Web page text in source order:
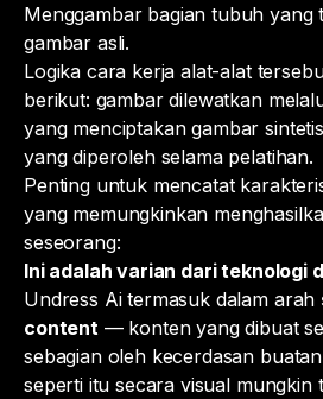
Menggambar bagian tubuh yang
gambar asli.
Logika cara kerja alat-alat
berikut: gambar dilewatkan
yang menciptakan gambar
yang diperoleh selama pelatihan.
Penting untuk mencatat
yang memungkinkan
seseorang:
Ini adalah varian dari teknologi
Undress Ai termasuk dalam arah
content — konten yang dibuat
sebagian oleh kecerdasan
seperti itu secara visual mungkin